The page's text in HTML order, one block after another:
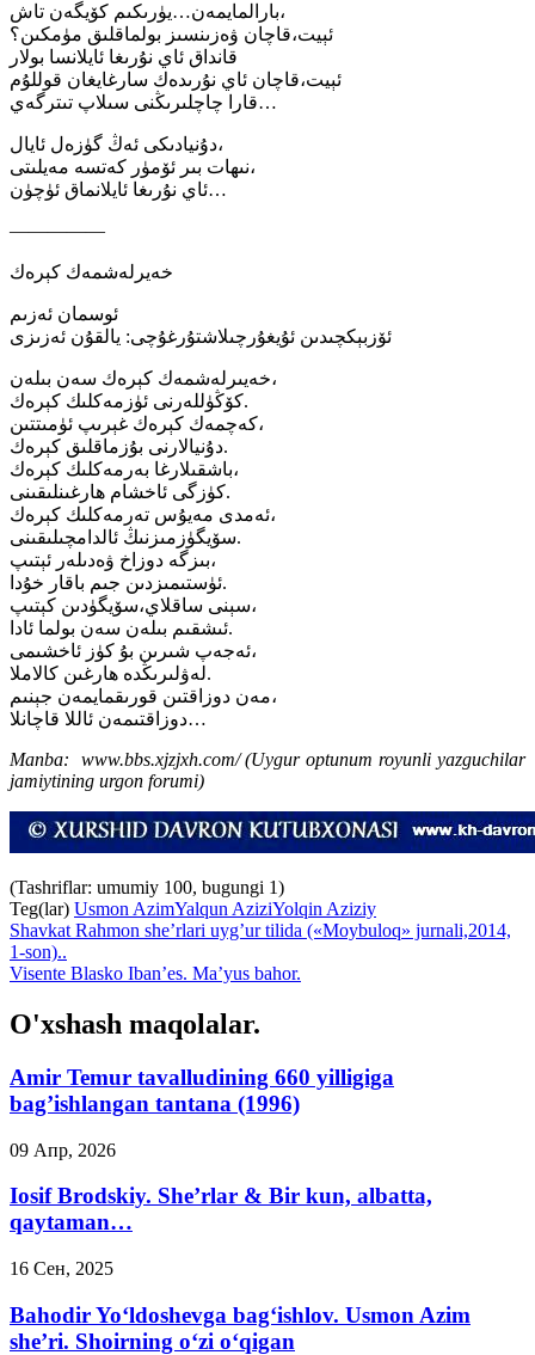
بارالمايمەن…يۈرىكىم كۆيگەن تاش،
ئېيت،قاچان ۋەزىنسىز بولماقلىق مۈمكىن؟
قانداق ئاي نۇرىغا ئايلانسا بولار
ئېيت،قاچان ئاي نۇرىدەك سارغايغان قوللۇم
قارا چاچلىرىڭنى سىلاپ تىترگەي…
دۇنيادىكى ئەڭ گۈزەل ئايال،
نىھات بىر ئۆمۈر كەتسە مەيلىتى،
ئاي نۇرىغا ئايلانماق ئۈچۈن…
—————
خەيرلەشمەك كېرەك
ئوسمان ئەزىم
ئۆزبېكچىدىن ئۇيغۇرچىلاشتۇرغۇچى: يالقۇن ئەزىزى
خەيىرلەشمەك كېرەك سەن بىلەن،
كۆڭۈللەرنى ئۈزمەكلىك كېرەك.
كەچمەك كېرەك غېرىپ ئۈمىتتىن،
دۇنيالارنى بۇزماقلىق كېرەك.
باشقىلارغا بەرمەكلىك كېرەك،
كۈزگى ئاخشام ھارغىنلىقىنى.
ئەمدى مەيۇس تەرمەكلىك كېرەك،
سۆيگۈزمىزنىڭ ئالدامچىلىقىنى.
بىزگە دوزاخ ۋەدىلەر ئېتىپ،
ئۈستىمىزدىن جىم باقار خۇدا.
سېنى ساقلاي،سۆيگۈدىن كېتىپ،
ئىشقىم بىلەن سەن بولما ئادا.
ئەجەپ شىرىن بۇ كۈز ئاخشىمى،
لەۋلىرىڭدە ھارغىن كالاملا.
مەن دوزاقتىن قورىقمايمەن جېنىم،
دوزاقتىمەن ئاللا قاچانلا…
Manba: www.bbs.xjzjxh.com/ (Uygur optunum royunli yazguchilar
jamiytining urgon forumi)
(Tashriflar: umumiy 100, bugungi 1)
Teg(lar) Usmon AzimYalqun AziziYolqin Aziziy
Shavkat Rahmon she’rlari uyg’ur tilida («Moybuloq» jurnali,2014,
1-son)..
Visente Blasko Iban’es. Ma’yus bahor.
O'xshash maqolalar.
Amir Temur tavalludining 660 yilligiga
bag’ishlangan tantana (1996)
09 Апр, 2026
Iosif Brodskiy. She’rlar & Bir kun, albatta,
qaytaman…
16 Сен, 2025
Bahodir Yo‘ldoshevga bag‘ishlov. Usmon Azim
she’ri. Shoirning o‘zi o‘qigan